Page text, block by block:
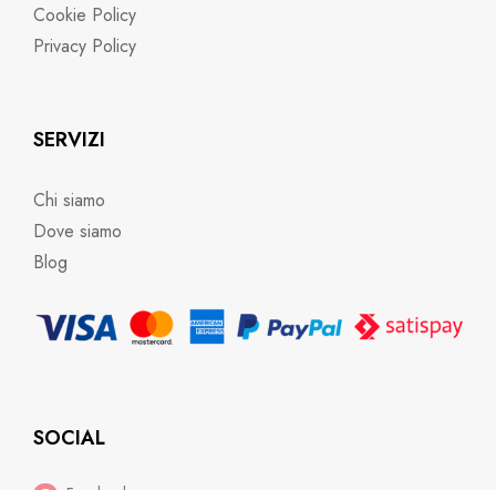
Cookie Policy
Privacy Policy
SERVIZI
Chi siamo
Dove siamo
Blog
SOCIAL